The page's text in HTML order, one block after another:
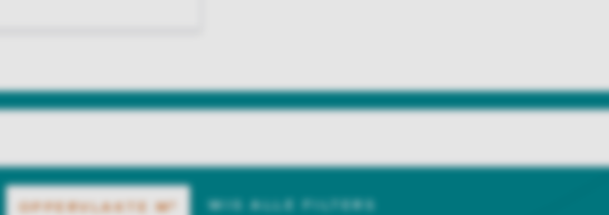
OPPERVLAKTE M² WIS ALLE FILTERS